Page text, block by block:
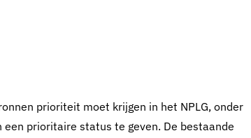
prioriteit moet krijgen in het NPLG, onder
prioritaire status te geven. De bestaande